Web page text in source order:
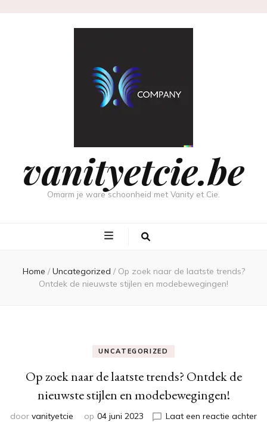
vanityetcie.be
Omarm je ware schoonheid met Vanity et Cie.
Home / Uncategorized / Op zoek naar de laatste trends?
Ontdek de nieuwste stijlen en modebewegingen!
UNCATEGORIZED
Op zoek naar de laatste trends? Ontdek de
nieuwste stijlen en modebewegingen!
door vanityetcie op 04 juni 2023 Laat een reactie achterop